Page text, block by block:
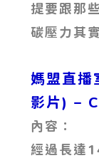
提要跟那
碳壓力其
媽盟直
影片) –
內容：
經過長達